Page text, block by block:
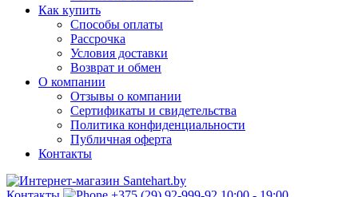
Как купить
Способы оплаты
Рассрочка
Условия доставки
Возврат и обмен
О компании
Отзывы о компании
Сертификаты и свидетельства
Политика конфиденциальности
Публичная оферта
Контакты